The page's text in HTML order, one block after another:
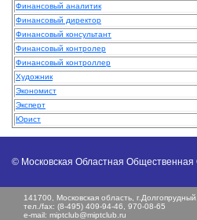
Финансовый аналитик
Финансовый директор
Финансовый консультант
Финансовый контролер
Финансовый контроллер
Художник
Экономист
Эксперт
Юрист
© Московская Областная
141700, Московская область,
тел./fax: (8-495) 409-94-46, 970-08-65
e-mail: miptclub@miptclub.ru